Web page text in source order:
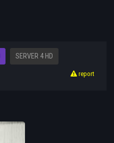
SERVER 4 HD
report